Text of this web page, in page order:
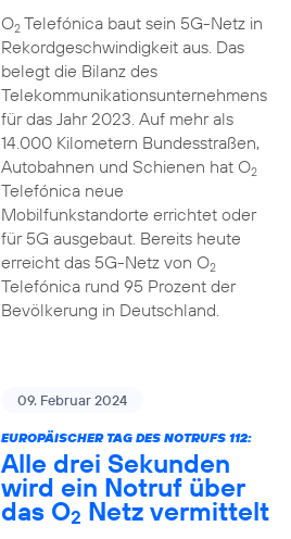
O2Telefónica baut sein 5G-Netz in
Rekordgeschwindigkeit aus. Das
belegt die Bilanz des
Telekommunikationsunternehmens
für das Jahr 2023. Auf mehr als
14.000 Kilometern Bundesstraßen,
Autobahnen und Schienen hat O2
Telefónica neue
Mobilfunkstandorte errichtet oder
für 5G ausgebaut. Bereits heute
erreicht das 5G-Netz von O2
Telefónica rund 95 Prozent der
Bevölkerung in Deutschland.
09. Februar 2024
EUROPÄISCHER TAG DES NOTRUFS 112:
Alle drei Sekunden
wird ein Notruf über
das O2 Netz vermittelt